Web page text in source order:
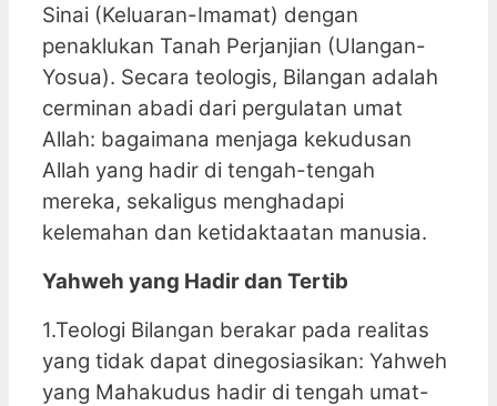
Sinai (Keluaran-Imamat) dengan
penaklukan Tanah Perjanjian (Ulangan-
Yosua). Secara teologis, Bilangan adalah
cerminan abadi dari pergulatan umat
Allah: bagaimana menjaga kekudusan
Allah yang hadir di tengah-tengah
mereka, sekaligus menghadapi
kelemahan dan ketidaktaatan manusia.
Yahweh yang Hadir dan Tertib
1.Teologi Bilangan berakar pada realitas
yang tidak dapat dinegosiasikan: Yahweh
yang Mahakudus hadir di tengah umat-